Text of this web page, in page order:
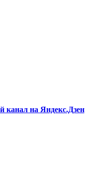
канал на Яндекс.Дзен